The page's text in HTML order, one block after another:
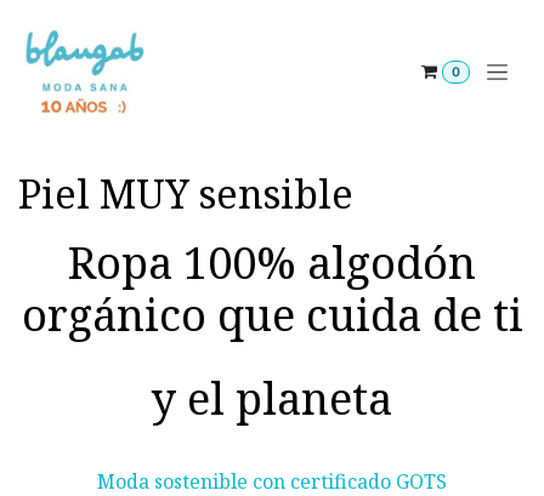
0
Piel MUY sensible
Ropa 100% algodón
orgánico que cuida de ti
y el planeta
Moda sostenible con certificado GOTS